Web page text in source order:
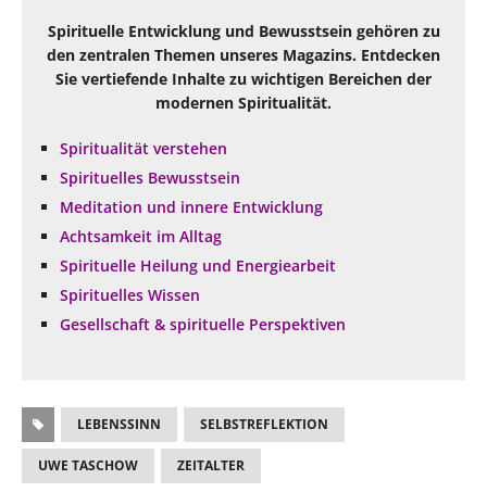
Spirituelle Entwicklung und Bewusstsein gehören zu
den zentralen Themen unseres Magazins. Entdecken
Sie vertiefende Inhalte zu wichtigen Bereichen der
modernen Spiritualität.
Spiritualität verstehen
Spirituelles Bewusstsein
Meditation und innere Entwicklung
Achtsamkeit im Alltag
Spirituelle Heilung und Energiearbeit
Spirituelles Wissen
Gesellschaft & spirituelle Perspektiven
LEBENSSINN SELBSTREFLEKTION
UWE TASCHOW ZEITALTER